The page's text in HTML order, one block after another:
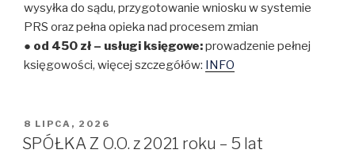
wysyłka do sądu, przygotowanie wniosku w systemie
PRS oraz pełna opieka nad procesem zmian
● od 450 zł – usługi księgowe:prowadzenie pełnej
księgowości, więcej szczegółów: INFO
OPUBLIKOWANE
W
8 LIPCA, 2026
SPÓŁKA Z O.O. z 2021 roku – 5 lat